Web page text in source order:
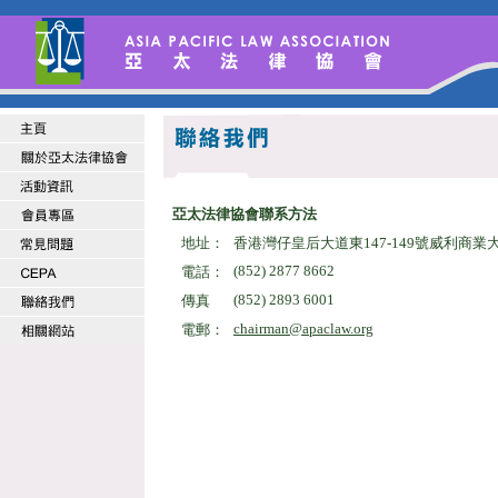
亞太法律協會聯系方法
地址：
香港灣仔皇后大道東147-149號威利商業
電話：
(852) 2877 8662
傳真
(852) 2893 6001
電郵：
chairman@apaclaw.org